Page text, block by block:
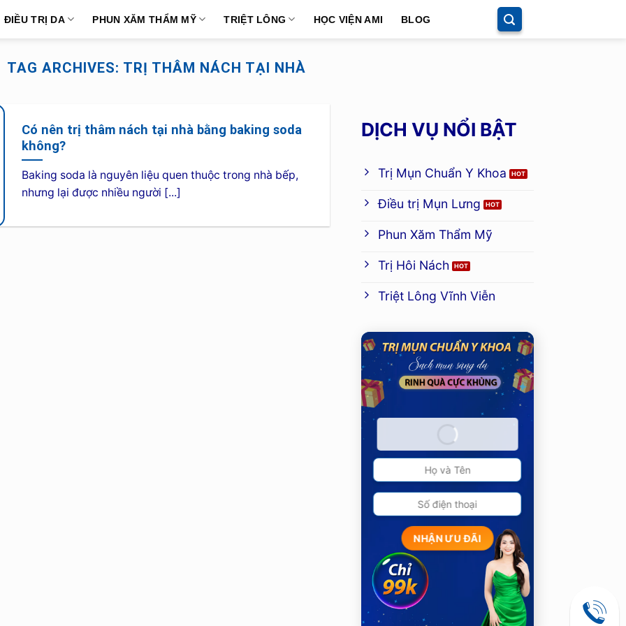
ĐIỀU TRỊ DA PHUN XĂM THẨM MỸ TRIỆT LÔNG HỌC VIỆN AMI BLOG
TAG ARCHIVES: TRỊ THÂM NÁCH TẠI NHÀ
Có nên trị thâm nách tại nhà bằng baking soda
không?
Baking soda là nguyên liệu quen thuộc trong nhà bếp,
nhưng lại được nhiều người [...]
DỊCH VỤ NỔI BẬT
Trị Mụn Chuẩn Y Khoa
Điều trị Mụn Lưng
Phun Xăm Thẩm Mỹ
Trị Hôi Nách
Triệt Lông Vĩnh Viễn